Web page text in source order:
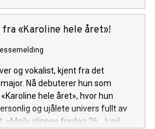
«Karoline hele året»!
og vokalist, kjent fra det
Nå debuterer hun som
hele året», hvor hun
og ujålete univers fullt av
slippes fredag 26. Juni!